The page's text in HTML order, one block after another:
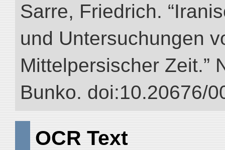
Sarre, Friedrich.
und Untersuchungen
Mittelpersischer Zeit.”
Bunko. doi:10.20676/
OCR Text